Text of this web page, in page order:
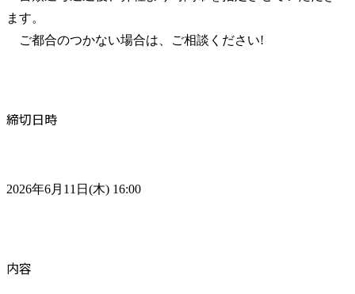
ます。
ご都合のつかない場合は、ご相談ください!
締切日時
2026年6月11日(木) 16:00
内容